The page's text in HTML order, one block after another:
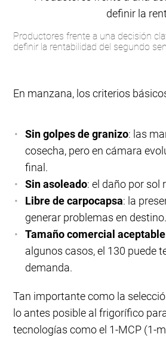
Productores frente a una decisión
definir la rentabilidad del segundo
En manzana, los criterios
Sin golpes de granizo: las
cosecha, pero en cámara
final.
Sin asoleado: el daño por sol
Libre de carpocapsa: la
generar problemas en destino.
Tamaño comercial aceptable
algunos casos, el 130 puede
demanda.
Tan importante como la
lo antes posible al frigorífico
tecnologías como el 1-MCP (1-